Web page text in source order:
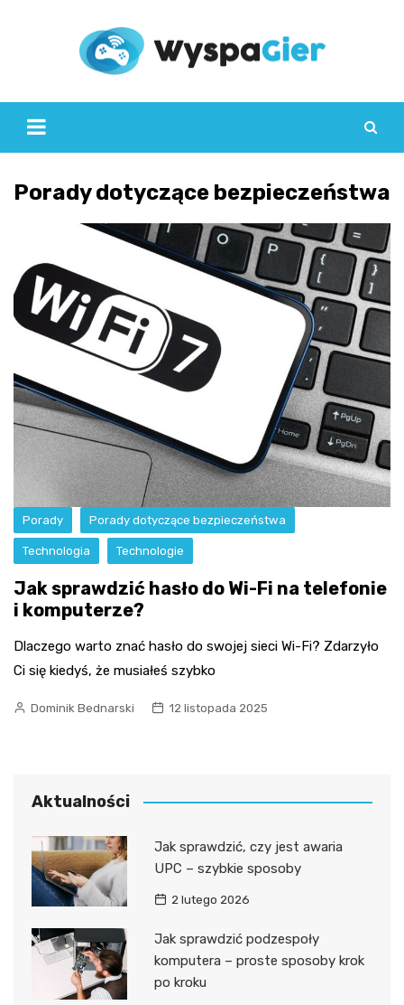
Porady dotyczące bezpieczeństwa
Porady Porady dotyczące bezpieczeństwa
Technologia Technologie
Jak sprawdzić hasło do Wi-Fi na telefonie
i komputerze?
Dlaczego warto znać hasło do swojej sieci Wi-Fi? Zdarzyło
Ci się kiedyś, że musiałeś szybko
Dominik Bednarski 12 listopada 2025
Aktualności
Jak sprawdzić, czy jest awaria
UPC – szybkie sposoby
2 lutego 2026
Jak sprawdzić podzespoły
komputera – proste sposoby krok
po kroku